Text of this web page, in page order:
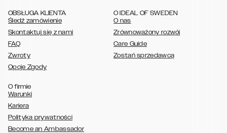
OBSŁUGA KLIENTA
Śledź zamówienie
Skontaktuj się z nami
FAQ
Zwroty
Opcje Zgody
O IDEAL OF SWEDEN
O nas
Zrównoważony rozwój
Care Guide
Zostań sprzedawcą
O firmie
Warunki
Kariera
Polityka prywatności
Become an Ambassador